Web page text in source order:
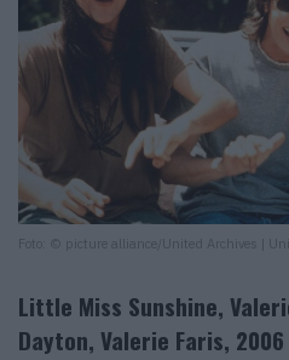
Foto: © picture alliance/United Archives |
Little Miss Sunshine,
Dayton, Valerie Faris, 2006